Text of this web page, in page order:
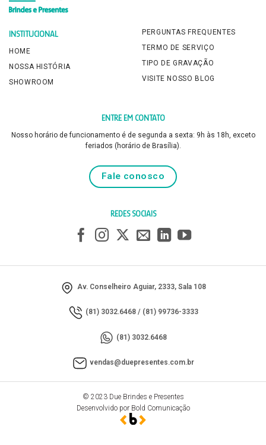
INSTITUCIONAL
HOME
NOSSA HISTÓRIA
SHOWROOM
PERGUNTAS FREQUENTES
TERMO DE SERVIÇO
TIPO DE GRAVAÇÃO
VISITE NOSSO BLOG
ENTRE EM CONTATO
Nosso horário de funcionamento é de segunda a sexta: 9h às 18h, exceto
feriados (horário de Brasília).
Fale conosco
REDES SOCIAIS
Av. Conselheiro Aguiar, 2333, Sala 108
(81) 3032.6468/ (81) 99736-3333
(81) 3032.6468
vendas@duepresentes.com.br
© 2023 Due Brindes e Presentes
Desenvolvido por Bold Comunicação